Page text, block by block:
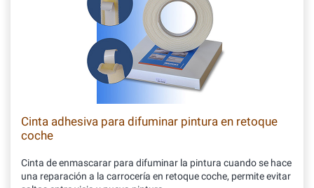
Cinta adhesiva para difuminar pintura en retoque
coche
Cinta de enmascarar para difuminar la pintura cuando se hace
una reparación a la carrocería en retoque coche, permite evitar